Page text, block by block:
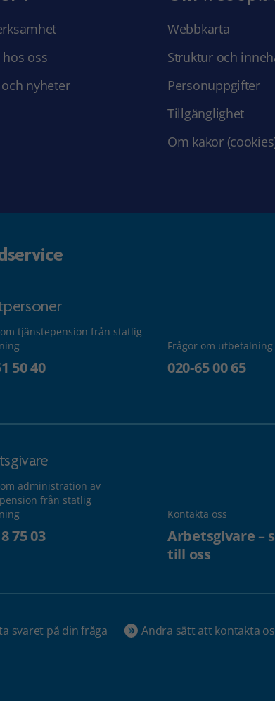
hos oss
och nyheter
Webbkarta
Struktur och
Personuppgifter
Tillgänglighet
Om kakor
tjänstepension från statlig
50 40
Frågor om utbetalning
020-65 00 65
administration av
från statlig
75 03
Kontakta oss
Arbetsgivare –
till oss
svaret på din fråga Andra sätt att kontakta